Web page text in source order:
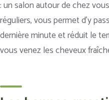
: un salon autour de chez
réguliers, vous permet d’y
dernière minute et réduit le
vous venez les cheveux